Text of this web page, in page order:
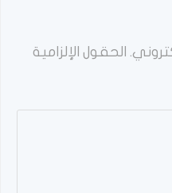
الحقول الإلزامية